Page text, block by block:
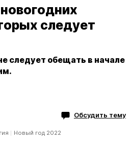
следует
следует обещать в начале
Обсудить тему
Новый год 2022